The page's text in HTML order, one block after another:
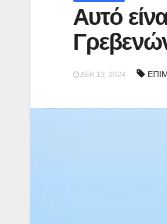
Αυτό
ΔΕΚ 13, 2024